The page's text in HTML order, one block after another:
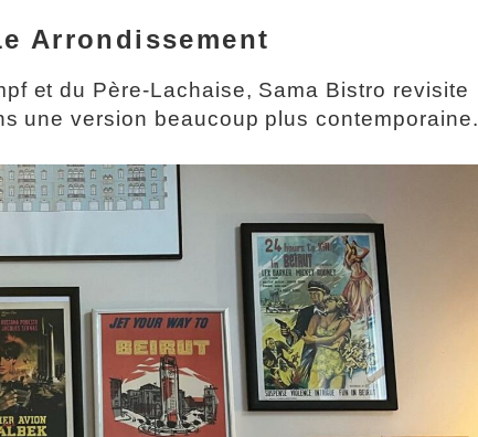
Arrondissement
et du Père-Lachaise, Sama Bistro revisite
une version beaucoup plus contemporaine.